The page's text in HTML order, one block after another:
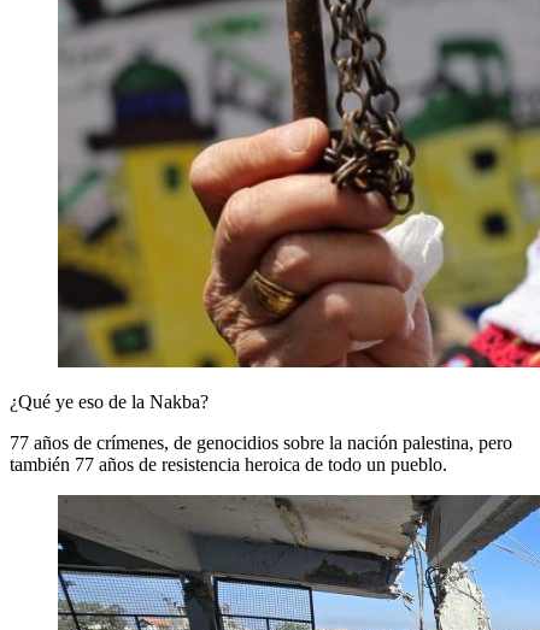
¿Qué ye eso de la Nakba?
77 años de crímenes, de genocidios sobre la nación palestina, pero
también 77 años de resistencia heroica de todo un pueblo.